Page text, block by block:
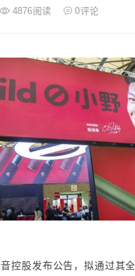
4876阅读 0评论
控股发布公告，拟通过其